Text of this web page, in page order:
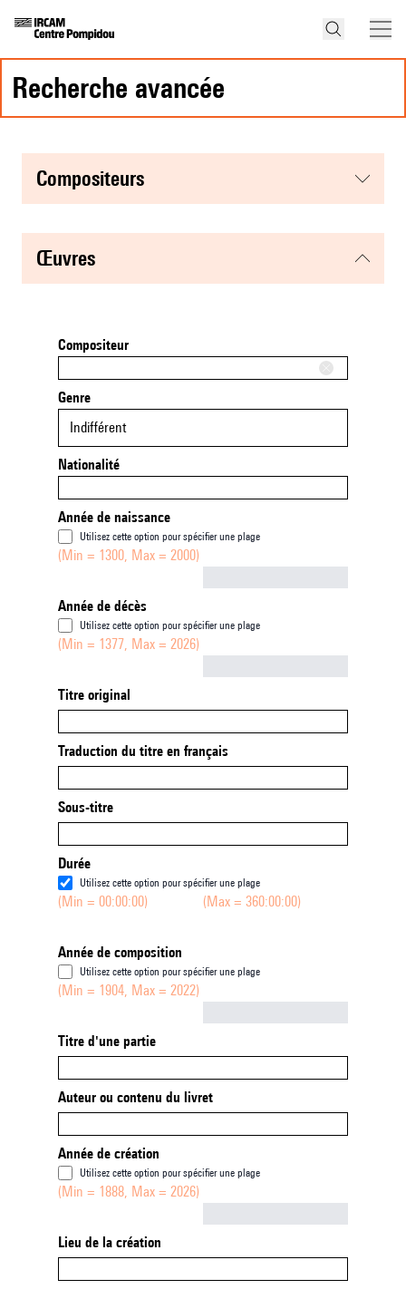
recherche avancée
compositeurs
œuvres
Compositeur
Genre
Indifférent
Nationalité
Année de naissance
Utilisez cette option pour spécifier une plage
(Min = 1300, Max = 2000)
Année de décès
Utilisez cette option pour spécifier une plage
(Min = 1377, Max = 2026)
Titre original
Traduction du titre en français
Sous-titre
Durée
Utilisez cette option pour spécifier une plage
(Min = 00:00:00) (Max = 360:00:00)
Année de composition
Utilisez cette option pour spécifier une plage
(Min = 1904, Max = 2022)
Titre d'une partie
Auteur ou contenu du livret
Année de création
Utilisez cette option pour spécifier une plage
(Min = 1888, Max = 2026)
Lieu de la création